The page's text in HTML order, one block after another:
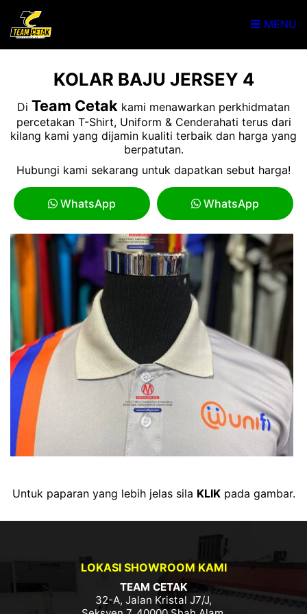
MENU
KOLAR BAJU JERSEY 4
Di Team Cetak kami menawarkan perkhidmatan
percetakan T-Shirt, Uniform & Cenderahati terus dari
kilang kami yang dijamin kualiti terbaik dan harga yang
berpatutan.
Hubungi kami sekarang untuk dapatkan sebut harga!
WhatsApp WhatsApp
Untuk paparan yang lebih jelas sila KLIKpada gambar.
LOKASI SHOWROOM KAMI
TEAM CETAK
32-A, Jalan Kristal J7/J,